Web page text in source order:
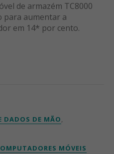
de armazém TC8000
para aumentar a
em 14* por cento.
DADOS DE MÃO,
MÓVEIS